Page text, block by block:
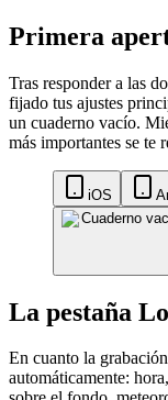
Primera
Tras responder a las
fijado tus ajustes
un cuaderno vacío.
más importantes se te
iOS
La pestaña
En cuanto la
automáticamente: